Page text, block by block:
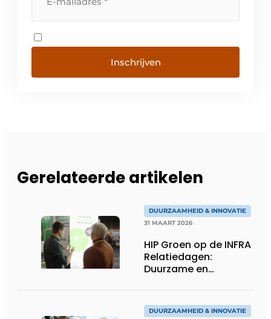
Inschrijven
Gerelateerde artikelen
DUURZAAMHEID & INNOVATIE
31 MAART 2026
HIP Groen op de INFRA
Relatiedagen:
Duurzame en
DUURZAAMHEID & INNOVATIE